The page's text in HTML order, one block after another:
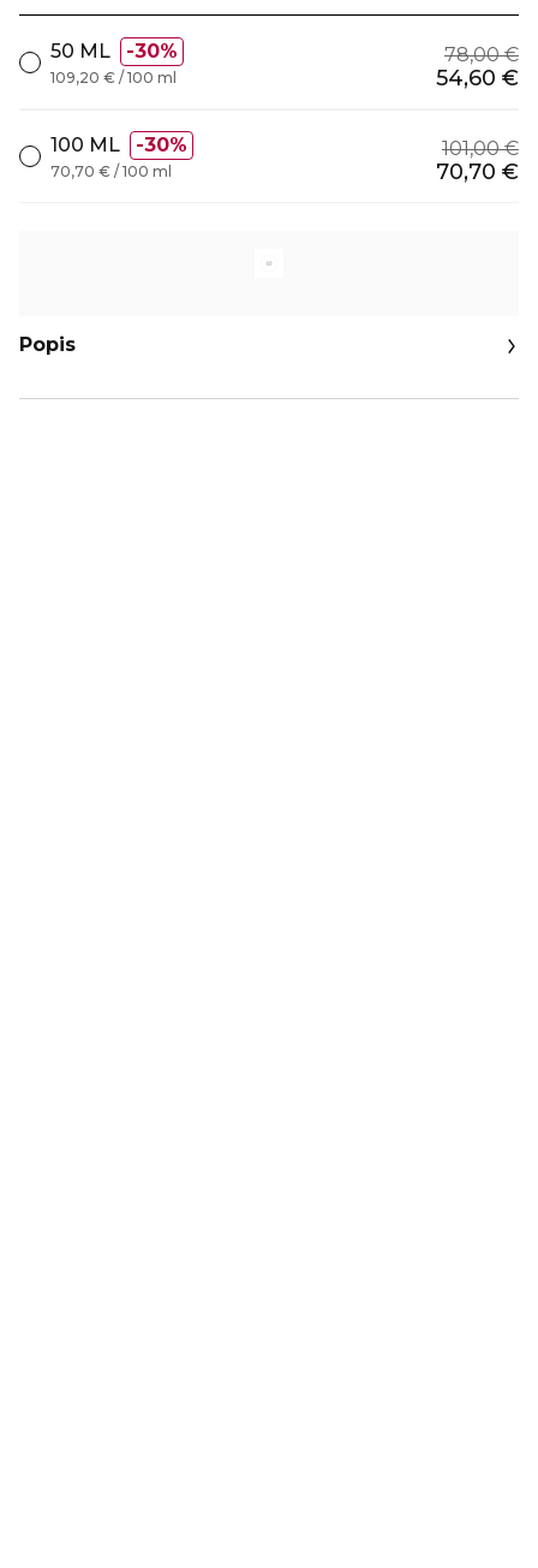
50 ML 30% 78,00 €
54,60 €
109,20 € / 100 ml
100 ML 30% 101,00 €
70,70 €
70,70 € / 100 ml
Popis